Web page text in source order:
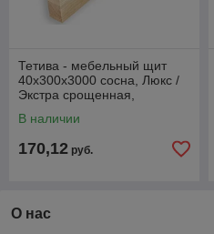
Тетива - мебельный щит
40х300х3000 сосна, Люкс /
Экстра срощенная,
В наличии
170,12 руб.
О нас